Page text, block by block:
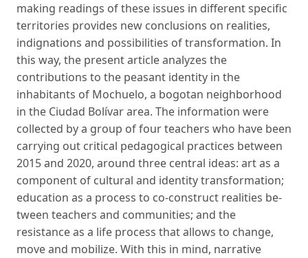
making readings of these issues in di­fferent specific
territories provides new conclusions on realities,
indignations and possibilities of transformation. In
this way, the present article analyzes the
contributions to the peasant identity in the
inhabitants of Mochuelo, a bogotan neighborhood
in the Ciudad Bolívar area. The information were
collected by a group of four teachers who have been
carrying out critical pedagogical practices between
2015 and 2020, around three central ideas: art as a
component of cultural and identity transformation;
education as a process to co-construct realities be­
tween teachers and communities; and the
resistance as a life process that allows to change,
move and mobilize. With this in mind, narrative